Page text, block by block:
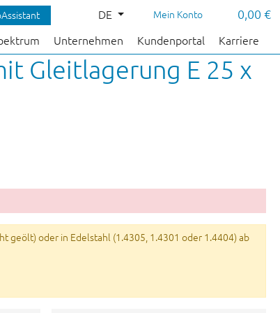
DE Mein Konto 0,00 €
Unternehmen Kundenportal Karriere
Gleitlagerung E 25 x
geölt) oder in Edelstahl (1.4305, 1.4301 oder 1.4404) ab